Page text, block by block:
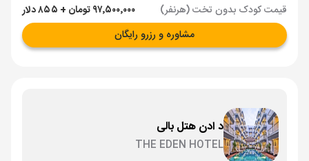
قیمت کودک بدون تخت (هرنفر)
۹۷٬۵۰۰٬۰۰۰ تومان + ۸۵۵ دلار
مشاوره و رزرو رایگان
د ادن هتل بالی
THE EDEN HOTEL